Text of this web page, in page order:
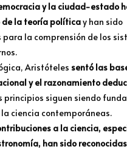
y la ciudad-estado
de la teoría políticay han sido
la comprensión de los
Aristóteles sentó las
y el razonamiento
principios siguen siendo
ciencia contemporáneas.
a la ciencia,
han sido